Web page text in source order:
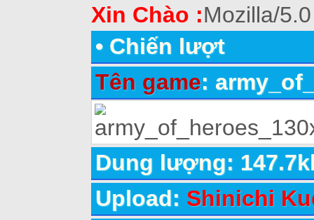
Xin Chào :Mozilla/5.0
• Сhiến lượt
Tên game:
Dung lượng:
Upload: Shinichi